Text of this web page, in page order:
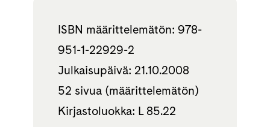
ISBN määrittelemätön: 978-
951-1-22929-2
Julkaisupäivä: 21.10.2008
52 sivua (määrittelemätön)
Kirjastoluokka: L 85.22